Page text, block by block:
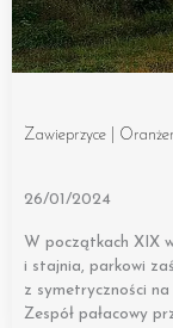
Zawieprzyce |
26/01/2024
W początkach XIX
i stajnia, parkowi
z symetryczności
Zespół pałacowy